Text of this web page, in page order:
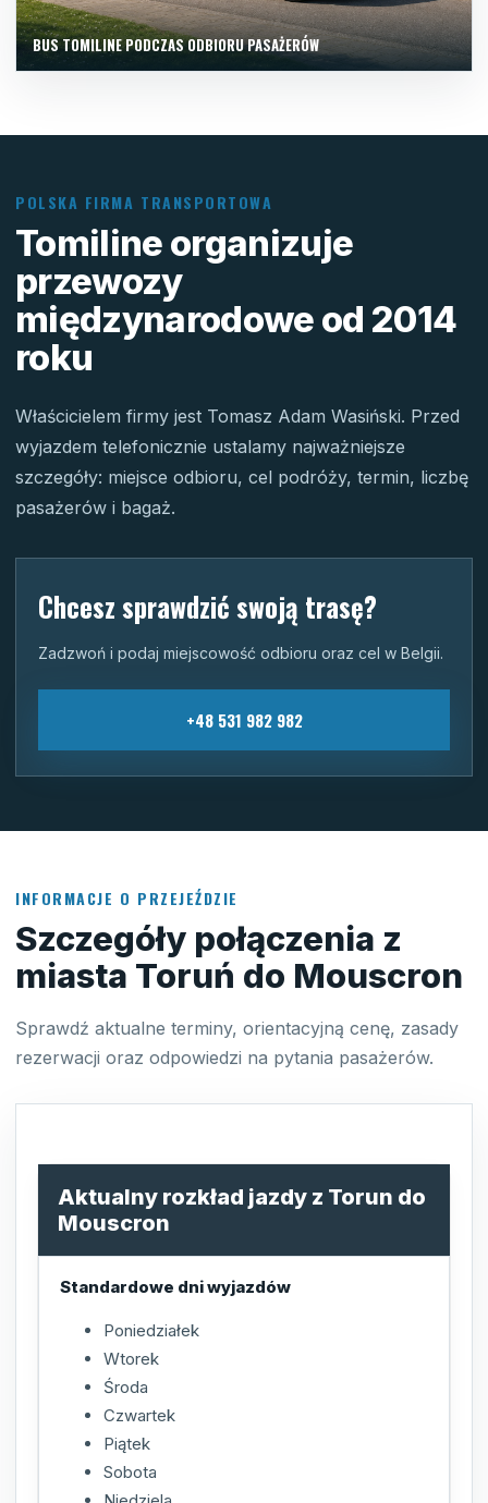
BUS TOMILINE PODCZAS ODBIORU PASAŻERÓW
POLSKA FIRMA TRANSPORTOWA
Tomiline organizuje
przewozy
międzynarodowe od 2014
roku
Właścicielem firmy jest Tomasz Adam Wasiński. Przed
wyjazdem telefonicznie ustalamy najważniejsze
szczegóły: miejsce odbioru, cel podróży, termin, liczbę
pasażerów i bagaż.
Chcesz sprawdzić swoją trasę?
Zadzwoń i podaj miejscowość odbioru oraz cel w Belgii.
+48 531 982 982
INFORMACJE O PRZEJEŹDZIE
Szczegóły połączenia z
miasta Toruń do Mouscron
Sprawdź aktualne terminy, orientacyjną cenę, zasady
rezerwacji oraz odpowiedzi na pytania pasażerów.
Aktualny rozkład jazdy z Torun do
Mouscron
Standardowe dni wyjazdów
Poniedziałek
Wtorek
Środa
Czwartek
Piątek
Sobota